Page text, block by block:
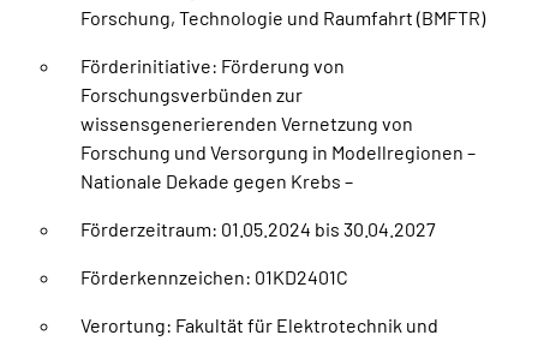
Forschung, Technologie und Raumfahrt (BMFTR)
Förderinitiative: Förderung von
Forschungsverbünden zur
wissensgenerierenden Vernetzung von
Forschung und Versorgung in Modellregionen –
Nationale Dekade gegen Krebs –
Förderzeitraum: 01.05.2024 bis 30.04.2027
Förderkennzeichen: 01KD2401C
Verortung: Fakultät für Elektrotechnik und